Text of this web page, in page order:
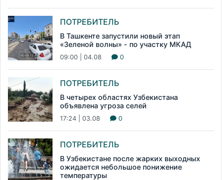
ПОТРЕБИТЕЛЬ
В Ташкенте запустили новый этап
«Зеленой волны» - по участку МКАД
09:00 | 04.08 0
ПОТРЕБИТЕЛЬ
В четырех областях Узбекистана
объявлена угроза селей
17:24 | 03.08 0
ПОТРЕБИТЕЛЬ
В Узбекистане после жарких выходных
ожидается небольшое понижение
температуры